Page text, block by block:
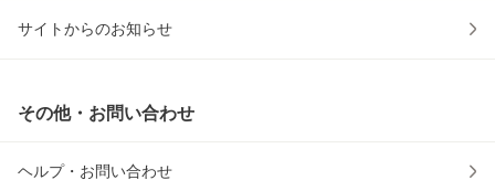
サイトからのお知らせ
その他・お問い合わせ
ヘルプ・お問い合わせ